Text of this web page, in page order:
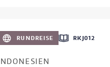
RUNDREISE RKJ012